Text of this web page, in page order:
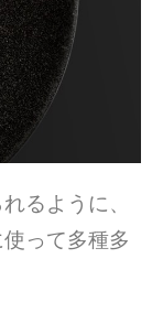
るように、
って多種多